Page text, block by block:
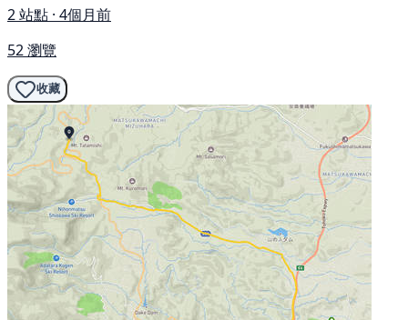
2 站點 · 4個月前
52 瀏覽
收藏